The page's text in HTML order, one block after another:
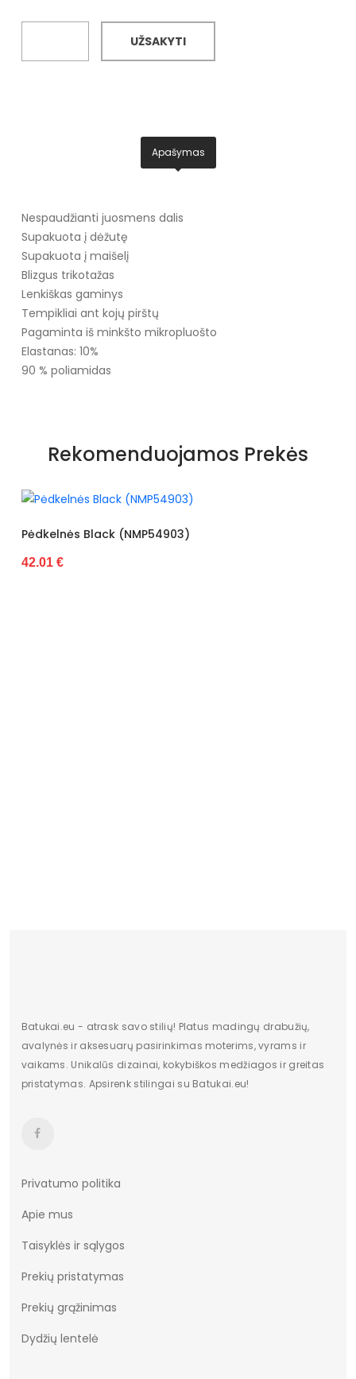
UŽSAKYTI
Apašymas
Nespaudžianti juosmens dalis
Supakuota į dėžutę
Supakuota į maišelį
Blizgus trikotažas
Lenkiškas gaminys
Tempikliai ant kojų pirštų
Pagaminta iš minkšto mikropluošto
Elastanas: 10%
90 % poliamidas
Rekomenduojamos Prekės
Pėdkelnės Black (NMP54903)
42.01 €
Batukai.eu - atrask savo stilių! Platus madingų drabužių,
avalynės ir aksesuarų pasirinkimas moterims, vyrams ir
vaikams. Unikalūs dizainai, kokybiškos medžiagos ir greitas
pristatymas. Apsirenk stilingai su Batukai.eu!
Privatumo politika
Apie mus
Taisyklės ir sąlygos
Prekių pristatymas
Prekių grąžinimas
Dydžių lentelė